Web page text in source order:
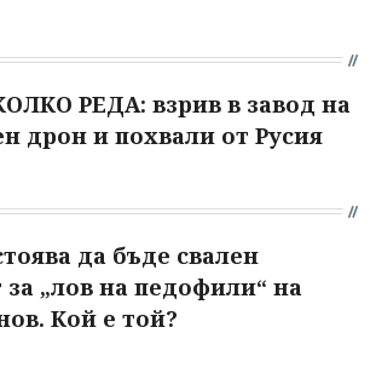
РЕДА: взрив в завод на
дрон и похвали от Русия
да бъде свален
„лов на педофили“ на
Кой е той?